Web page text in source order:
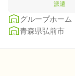
派遣
グループホーム
青森県弘前市